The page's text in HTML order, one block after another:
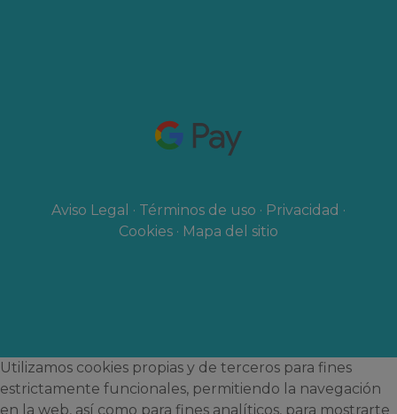
Aviso Legal · Términos de uso · Privacidad ·
Cookies · Mapa del sitio
Utilizamos cookies propias y de terceros para fines
estrictamente funcionales, permitiendo la navegación
en la web, así como para fines analíticos, para mostrarte